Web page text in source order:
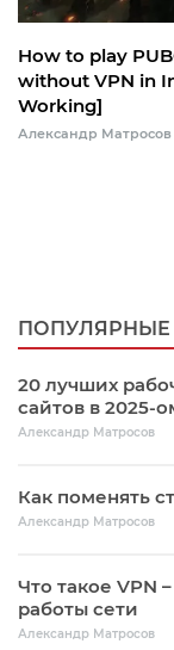
How to play
without VPN in
Working]
Александр Матросов
ПОПУЛЯРНЫЕ
20 лучших
сайтов в 2025-
Александр Матросов
Как поменять
Александр Матросов
Что такое VPN
работы сети
Александр Матросов